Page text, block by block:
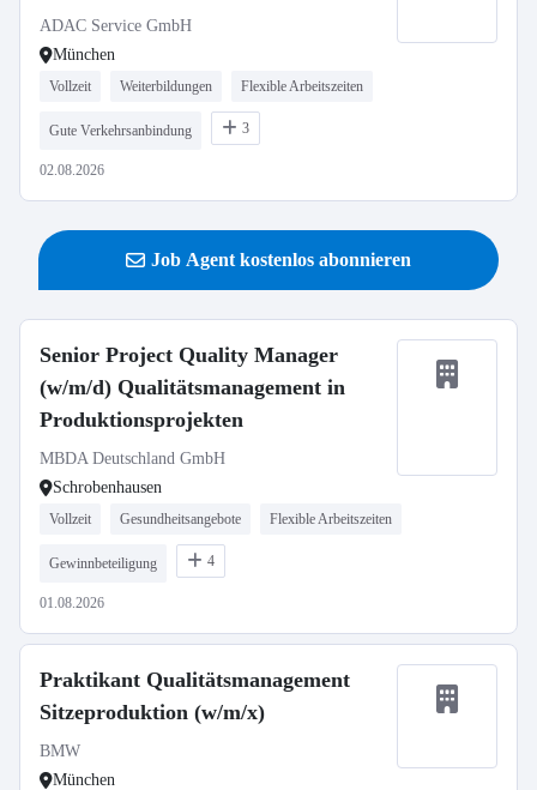
ADAC Service GmbH
München
Vollzeit Weiterbildungen Flexible Arbeitszeiten
Gute Verkehrsanbindung 3
02.08.2026
Job Agent kostenlos abonnieren
Senior Project Quality Manager
(w/m/d) Qualitätsmanagement in
Produktionsprojekten
MBDA Deutschland GmbH
Schrobenhausen
Vollzeit Gesundheitsangebote Flexible Arbeitszeiten
Gewinnbeteiligung 4
01.08.2026
Praktikant Qualitätsmanagement
Sitzeproduktion (w/m/x)
BMW
München